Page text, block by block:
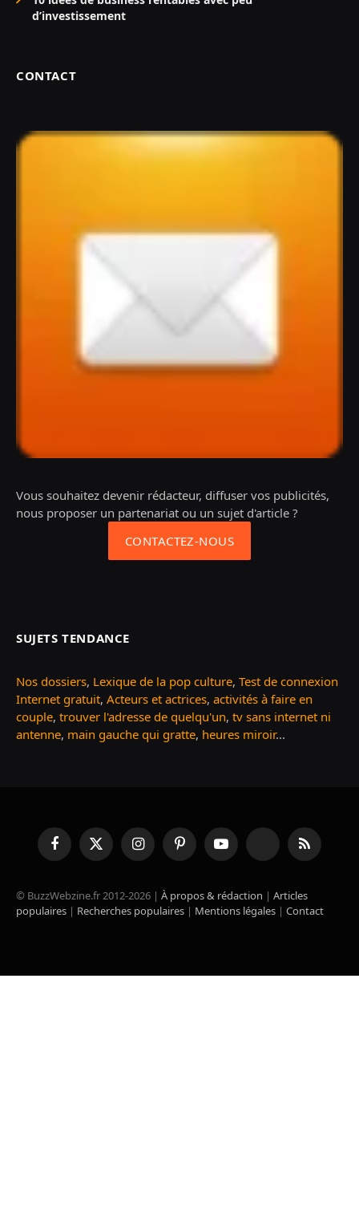
d’investissement
CONTACT
Vous souhaitez devenir rédacteur, diffuser vos publicités,
nous proposer un partenariat ou un sujet d'article ?
CONTACTEZ-NOUS
SUJETS TENDANCE
Nos dossiers, Lexique de la pop culture, Test de connexion
Internet gratuit, Acteurs et actrices, activités à faire en
couple, trouver l'adresse de quelqu'un, tv sans internet ni
antenne, main gauche qui gratte, heures miroir...
FacebookX
(Twitter)
InstagramPinterestYouTube TikTok RSS
© BuzzWebzine.fr 2012-2026 | À propos & rédaction | Articles
populaires | Recherches populaires | Mentions légales | Contact